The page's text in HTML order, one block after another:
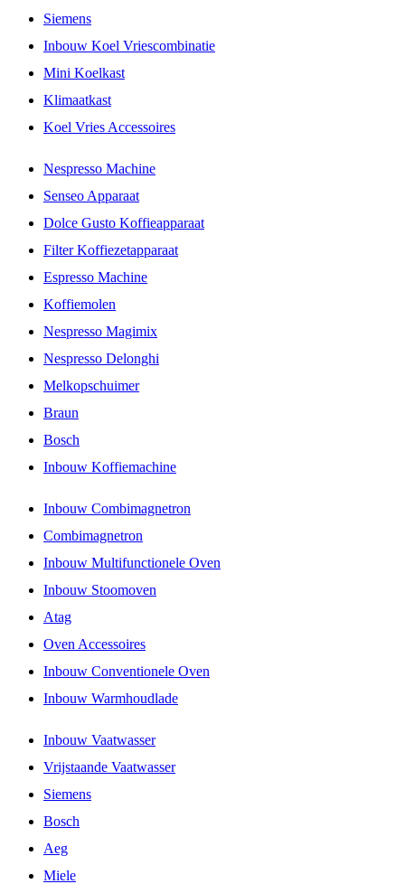
Siemens
Inbouw Koel Vriescombinatie
Mini Koelkast
Klimaatkast
Koel Vries Accessoires
Nespresso Machine
Senseo Apparaat
Dolce Gusto Koffieapparaat
Filter Koffiezetapparaat
Espresso Machine
Koffiemolen
Nespresso Magimix
Nespresso Delonghi
Melkopschuimer
Braun
Bosch
Inbouw Koffiemachine
Inbouw Combimagnetron
Combimagnetron
Inbouw Multifunctionele Oven
Inbouw Stoomoven
Atag
Oven Accessoires
Inbouw Conventionele Oven
Inbouw Warmhoudlade
Inbouw Vaatwasser
Vrijstaande Vaatwasser
Siemens
Bosch
Aeg
Miele